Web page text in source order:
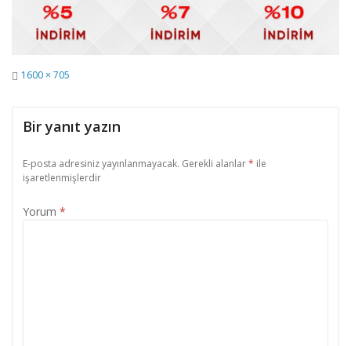
Tam
1600 × 705
Bir yanıt yazın
E-posta adresiniz yayınlanmayacak. Gerekli alanlar* ile
işaretlenmişlerdir
Yorum *